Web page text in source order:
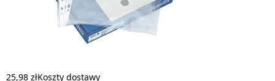
25,98 złKoszty dostawy